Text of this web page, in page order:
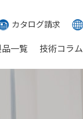
カタログ請求
一覧 技術コラム